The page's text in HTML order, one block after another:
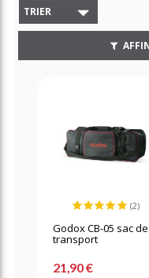
TRIER
(2)
Godox CB-05 sac de
transport
21,90 €